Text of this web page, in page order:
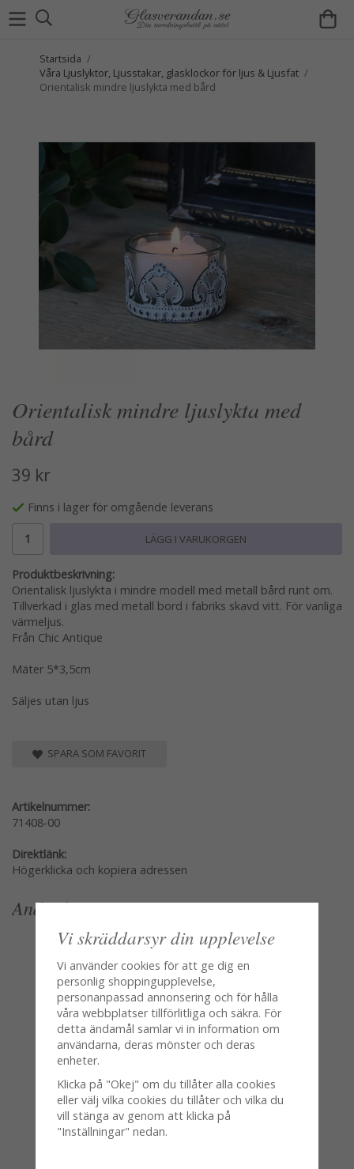
Startsida /
Våra Ljuslyktor, Ljusstakar, glasklockor för ljus & Ljusfat /
Orientalisk mindre ljuslykta med bård
Orientalisk mindre ljuslykta med
bård
39 kr
Finns i lager för omgående leverans
LÄGG I VARUKORGEN
Produktbeskrivning:
Orientalisk ljuslykta i mindre modell med metall bård runt om.
Tillverkad i glas med metall bord i fabriks skavd vitt. För vanliga
värmeljus.
Från Chic Antique
Mäter 5*3,5cm
Säljes utan ljus
SPARA SOM FAVORIT
Artikelnummer:
71408-00
Direktlänk:
Högerklicka och kopiera adressen
Andra köpte även
Vi skräddarsyr din upplevelse
Vi använder cookies för att ge dig en
personlig shoppingupplevelse,
personanpassad annonsering och för hålla
våra webbplatser tillförlitliga och säkra. För
detta ändamål samlar vi in information om
användarna, deras mönster och deras
enheter.
Klicka på "Okej" om du tillåter alla cookies
eller välj vilka cookies du tillåter och vilka du
vill stänga av genom att klicka på
"Inställningar" nedan.